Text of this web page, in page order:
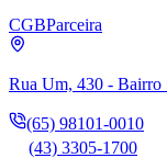
CGBParceira
Rua Um, 430 - Bairro
(65) 98101-0010
(43) 3305-1700